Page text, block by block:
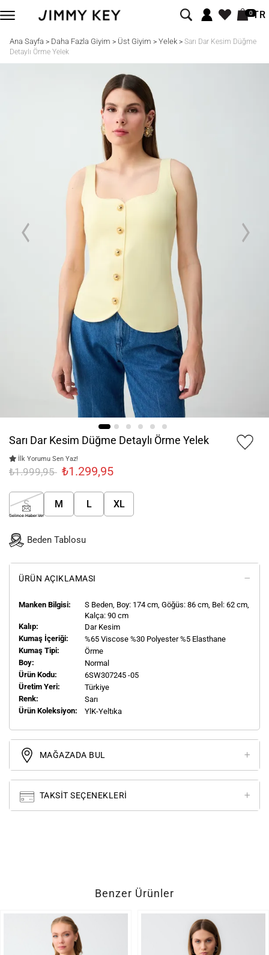
0TR
Ana Sayfa > Daha Fazla Giyim > Üst Giyim > Yelek> Sarı Dar Kesim Düğme
Detaylı Örme Yelek
Sarı Dar Kesim Düğme Detaylı Örme Yelek
İlk Yorumu Sen Yaz!
₺1.999,95 ₺1.299,95
S
Gelince Haber Ver
M L XL
Beden Tablosu
ÜRÜN AÇIKLAMASI
Manken Bilgisi: S Beden, Boy: 174 cm, Göğüs: 86 cm, Bel: 62 cm,
Kalça: 90 cm
Kalıp:
Dar Kesim
Kumaş İçeriği:
%65 Viscose %30 Polyester %5 Elasthane
Kumaş Tipi:
Örme
Boy:
Normal
Ürün Kodu:
6SW307245 -05
Üretim Yeri:
Türkiye
Renk:
Sarı
Ürün Koleksiyon:
YlK-Yeltıka
MAĞAZADA BUL
TAKSIT SEÇENEKLERI
Benzer Ürünler